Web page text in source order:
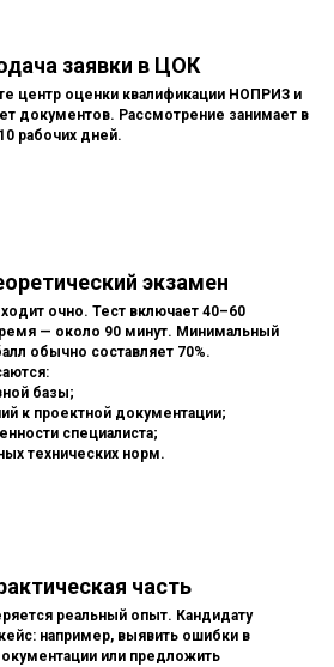
заявки в ЦОК
центр оценки квалификации НОПРИЗ и
документов. Рассмотрение занимает в
рабочих дней.
экзамен
очно. Тест включает 40–60
— около 90 минут. Минимальный
обычно составляет 70%.
базы;
к проектной документации;
специалиста;
технических норм.
часть
реальный опыт. Кандидату
например, выявить ошибки в
или предложить